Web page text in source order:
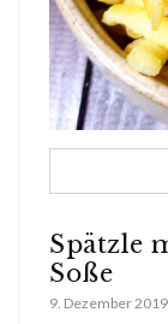
Spätzle
Soße
9. Dezember 2019